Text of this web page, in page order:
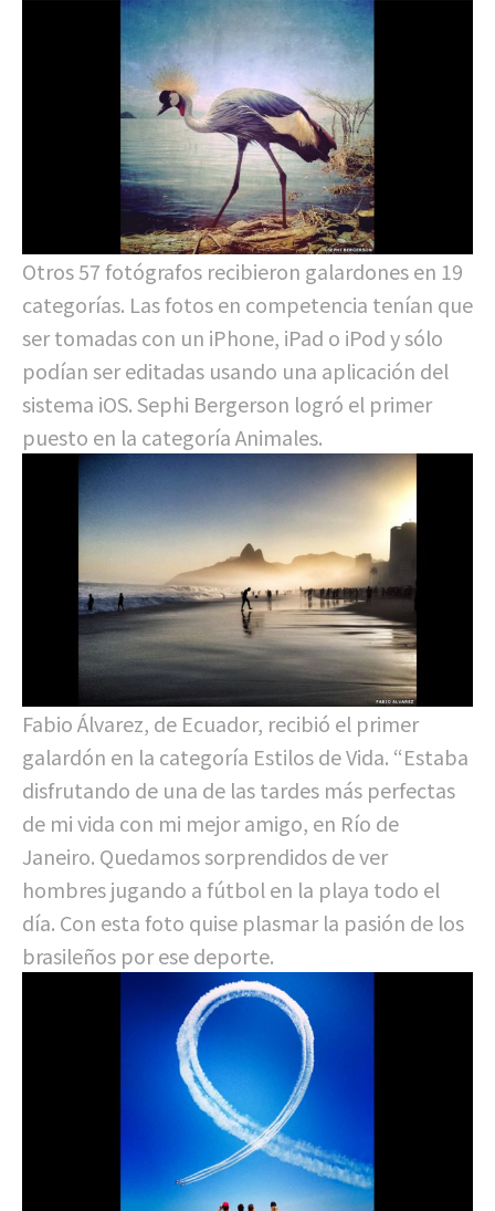
Otros 57 fotógrafos recibieron galardones en 19
categorías. Las fotos en competencia tenían que
ser tomadas con un iPhone, iPad o iPod y sólo
podían ser editadas usando una aplicación del
sistema iOS. Sephi Bergerson logró el primer
puesto en la categoría Animales.
Fabio Álvarez, de Ecuador, recibió el primer
galardón en la categoría Estilos de Vida. “Estaba
disfrutando de una de las tardes más perfectas
de mi vida con mi mejor amigo, en Río de
Janeiro. Quedamos sorprendidos de ver
hombres jugando a fútbol en la playa todo el
día. Con esta foto quise plasmar la pasión de los
brasileños por ese deporte.